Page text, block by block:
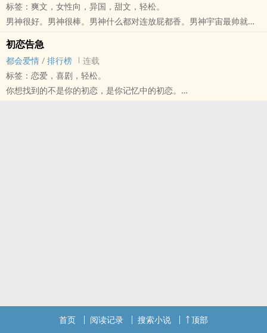
标签：爽文，女性向，异国，甜文，轻松。
男神很好。男神很棒。男神什么都对连放屁都香。男神宇宙最帅就算
但是。但是。
......但是男神是个狗派！怎么怎么会这样！
面对着对猫严重过敏的男神丹尼，凯琪确定她遇上了此生最艰难的课
题。
初恋告急
都会爱情 / 排行榜
连载
标签：恋爱，喜剧，轻松。
你想找到的不是你的初恋，是你记忆中的初恋。
首页 阅读记录 搜索小说 顶部